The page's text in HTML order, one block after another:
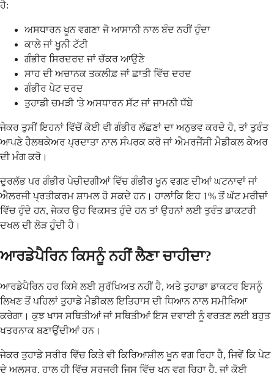
ਹੈ:
ਅਸਧਾਰਨ ਖੂਨ ਵਗਣਾ ਜੋ ਆਸਾਨੀ ਨਾਲ ਬੰਦ ਨਹੀਂ ਹੁੰਦਾ
ਕਾਲੇ ਜਾਂ ਖੂਨੀ ਟੱਟੀ
ਗੰਭੀਰ ਸਿਰਦਰਦ ਜਾਂ ਚੱਕਰ ਆਉਣੇ
ਸਾਹ ਦੀ ਅਚਾਨਕ ਤਕਲੀਫ਼ ਜਾਂ ਛਾਤੀ ਵਿੱਚ ਦਰਦ
ਗੰਭੀਰ ਪੇਟ ਦਰਦ
ਤੁਹਾਡੀ ਚਮੜੀ 'ਤੇ ਅਸਧਾਰਨ ਸੱਟ ਜਾਂ ਜਾਮਨੀ ਧੱਬੇ
ਜੇਕਰ ਤੁਸੀਂ ਇਹਨਾਂ ਵਿੱਚੋਂ ਕੋਈ ਵੀ ਗੰਭੀਰ ਲੱਛਣਾਂ ਦਾ ਅਨੁਭਵ ਕਰਦੇ ਹੋ, ਤਾਂ ਤੁਰੰਤ
ਆਪਣੇ ਹੈਲਥਕੇਅਰ ਪ੍ਰਦਾਤਾ ਨਾਲ ਸੰਪਰਕ ਕਰੋ ਜਾਂ ਐਮਰਜੈਂਸੀ ਮੈਡੀਕਲ ਕੇਅਰ
ਦੀ ਮੰਗ ਕਰੋ।
ਦੁਰਲੱਭ ਪਰ ਗੰਭੀਰ ਪੇਚੀਦਗੀਆਂ ਵਿੱਚ ਗੰਭੀਰ ਖੂਨ ਵਗਣ ਦੀਆਂ ਘਟਨਾਵਾਂ ਜਾਂ
ਐਲਰਜੀ ਪ੍ਰਤੀਕਰਮ ਸ਼ਾਮਲ ਹੋ ਸਕਦੇ ਹਨ। ਹਾਲਾਂਕਿ ਇਹ 1% ਤੋਂ ਘੱਟ ਮਰੀਜ਼ਾਂ
ਵਿੱਚ ਹੁੰਦੇ ਹਨ, ਜੇਕਰ ਉਹ ਵਿਕਸਤ ਹੁੰਦੇ ਹਨ ਤਾਂ ਉਹਨਾਂ ਲਈ ਤੁਰੰਤ ਡਾਕਟਰੀ
ਦਖਲ ਦੀ ਲੋੜ ਹੁੰਦੀ ਹੈ।
ਆਰਡੇਪੈਰਿਨ ਕਿਸਨੂੰ ਨਹੀਂ ਲੈਣਾ ਚਾਹੀਦਾ?
ਆਰਡੇਪੈਰਿਨ ਹਰ ਕਿਸੇ ਲਈ ਸੁਰੱਖਿਅਤ ਨਹੀਂ ਹੈ, ਅਤੇ ਤੁਹਾਡਾ ਡਾਕਟਰ ਇਸਨੂੰ
ਲਿਖਣ ਤੋਂ ਪਹਿਲਾਂ ਤੁਹਾਡੇ ਮੈਡੀਕਲ ਇਤਿਹਾਸ ਦੀ ਧਿਆਨ ਨਾਲ ਸਮੀਖਿਆ
ਕਰੇਗਾ। ਕੁਝ ਖਾਸ ਸਥਿਤੀਆਂ ਜਾਂ ਸਥਿਤੀਆਂ ਇਸ ਦਵਾਈ ਨੂੰ ਵਰਤਣ ਲਈ ਬਹੁਤ
ਖਤਰਨਾਕ ਬਣਾਉਂਦੀਆਂ ਹਨ।
ਜੇਕਰ ਤੁਹਾਡੇ ਸਰੀਰ ਵਿੱਚ ਕਿਤੇ ਵੀ ਕਿਰਿਆਸ਼ੀਲ ਖੂਨ ਵਗ ਰਿਹਾ ਹੈ, ਜਿਵੇਂ ਕਿ ਪੇਟ
ਦੇ ਅਲਸਰ, ਹਾਲ ਹੀ ਵਿੱਚ ਸਰਜਰੀ ਜਿਸ ਵਿੱਚ ਖੂਨ ਵਗ ਰਿਹਾ ਹੈ, ਜਾਂ ਕੋਈ